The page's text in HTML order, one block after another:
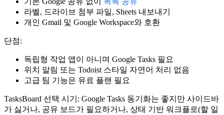
라벨, 드라이브 첨부 파일, Sheets 내보내기
개인 Gmail 및 Google Workspace와 호환
단점:
독립형 작업 앱이 아니며 Google Tasks 필요
위치 알림 또는 Todoist 스타일 자연어 처리 없음
고급 팀 기능은 유료 플랜 필요
TasksBoard 선택 시기: Google Tasks 동기화는 좋지만 사이드바
가 싫거나, 공유 보드가 필요하거나, 상태 기반 워크플로(할 일